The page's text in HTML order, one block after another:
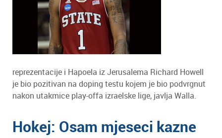
reprezentacije i Hapoela iz Jerusalema Richard Howell
je bio pozitivan na doping testu kojem je bio podvrgnut
nakon utakmice play-offa izraelske lige, javlja Walla.
Hokej: Osam mjeseci kazne